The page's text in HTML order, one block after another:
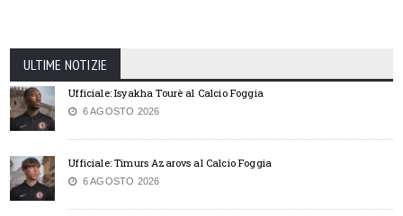
ULTIME NOTIZIE
Ufficiale: Isyakha Tourè al Calcio Foggia
6 AGOSTO 2026
Ufficiale: Timurs Azarovs al Calcio Foggia
6 AGOSTO 2026